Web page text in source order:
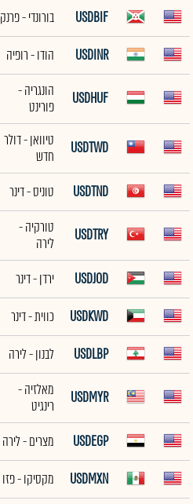
USDBIF בורונדי - פרנק
USDINR
הודו - רופיה
USDHUF
הונגריה -
פורינט
USDTWD
טיוואן - דולר
חדש
USDTND טוניס - דינר
USDTRY
טורקיה -
לירה
USDJOD ירדן - דינר
USDKWD
כווית - דינר
USDLBP
לבנון - לירה
USDMYR
מאלזיה -
רינגיט
USDEGP מצרים - לירה
USDMXN
מקסיקו - פזו